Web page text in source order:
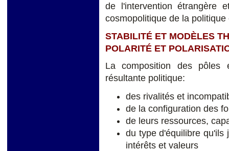
de l'intervention étrangère
cosmopolitique de la
STABILITÉ ET MODÈLES
POLARITÉ ET
La composition des
résultante politique:
des rivalités et
de la configuration des
de leurs ressources,
du type d'équilibre qu'ils
intérêts et valeurs